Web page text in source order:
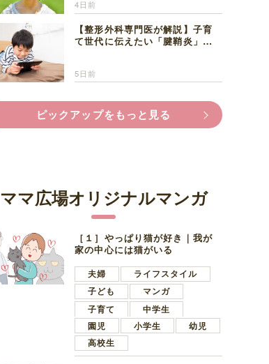
4日前
【整形外科専門医が解説】子育
て世代に伝えたい「腱鞘炎」の
5日前
ピックアップをもっと見る
ママ広場オリジナルマンガ
［１］やっぱり猫が好き｜我が
家の中心には猫がいる
夫婦
ライフスタイル
子ども
マンガ
子育て
中学生
園児
小学生
幼児
高校生